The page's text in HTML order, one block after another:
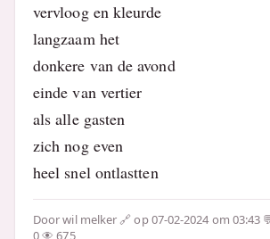
vervloog en kleurde
langzaam het
donkere van de avond
einde van vertier
als alle gasten
zich nog even
heel snel ontlastten
Doorwil melker
op 07-02-2024 om 03:43
0
675